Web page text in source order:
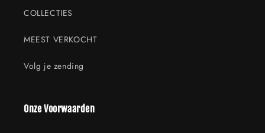
COLLECTIES
MEEST VERKOCHT
Volg je zending
Onze Voorwaarden